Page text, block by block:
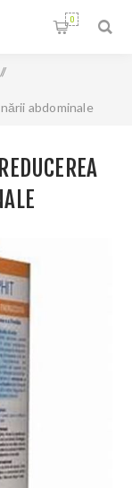
0
/
abdominale